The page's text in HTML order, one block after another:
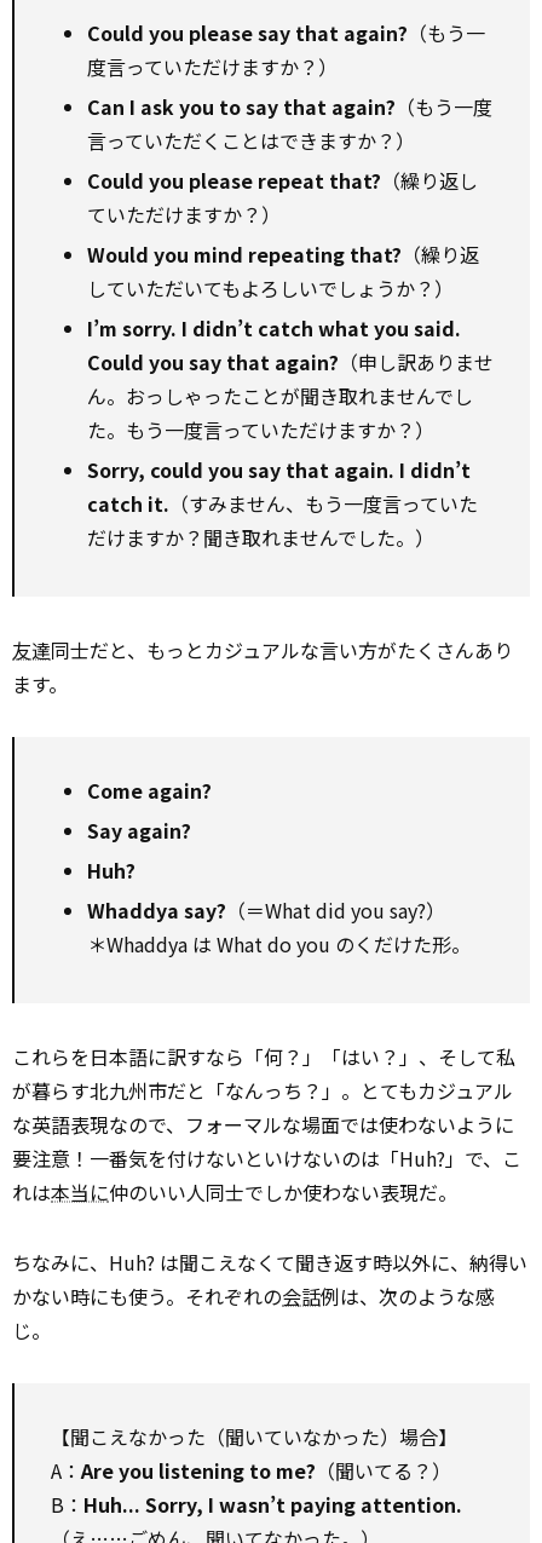
Could you please say that again? （もう一
度言っていただけますか？）
Can I ask you to say that again? （もう一度
言っていただくことはできますか？）
Could you please repeat that? （繰り返し
ていただけますか？）
Would you mind repeating that? （繰り返
していただいてもよろしいでしょうか？）
I’m sorry. I didn’t catch what you said.
Could you say that again? （申し訳ありませ
ん。おっしゃったことが聞き取れませんでし
た。もう一度言っていただけますか？）
Sorry, could you say that again. I didn’t
catch it. （すみません、もう一度言っていた
だけますか？聞き取れませんでした。）
友達同士だと、もっとカジュアルな言い方がたくさんあり
ます。
Come again?
Say again?
Huh?
Whaddya say? （＝What did you say?）
＊Whaddya は What do you のくだけた形。
これらを日本語に訳すなら「何？」「はい？」、そして私
が暮らす北九州市だと「なんっち？」。とてもカジュアル
な英語表現なので、フォーマルな場面では使わないように
要注意！一番気を付けないといけないのは「Huh?」で、こ
れは本当に仲のいい人同士でしか使わない表現だ。
ちなみに、Huh? は聞こえなくて聞き返す時以外に、納得い
かない時にも使う。それぞれの会話例は、次のような感
じ。
【聞こえなかった（聞いていなかった）場合】
A：Are you listening to me? （聞いてる？）
B： Huh... Sorry, I wasn’t paying attention.